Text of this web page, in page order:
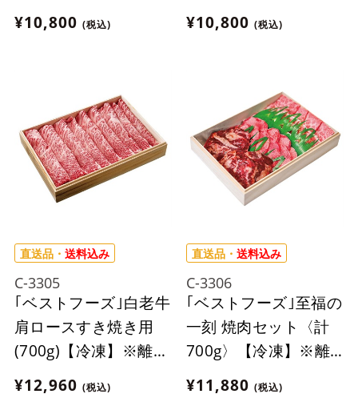
出来ません。
¥10,800 (税込)
島にはお届け出来ませ
ん。
¥10,800 (税込)
直送品・ 送料込み
C-3305
｢ベストフーズ｣白老牛
肩ロースすき焼き用
(700g)【冷凍】※離島
にはお届け出来ませ
¥12,960 (税込)
直送品・ 送料込み
C-3306
｢ベストフーズ｣至福の
一刻 焼肉セット〈計
700g〉【冷凍】※離
島にはお届け出来ませ
¥11,880 (税込)